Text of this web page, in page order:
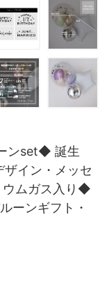
ンset◆ 誕生
ザイン・メッセ
ムガス入り◆
ーンギフト・